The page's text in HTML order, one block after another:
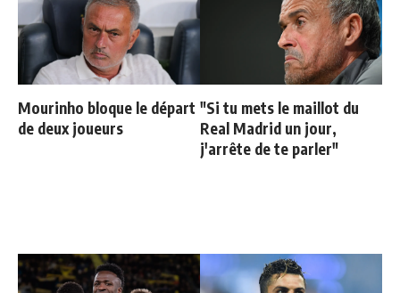
Mourinho bloque le départ
de deux joueurs
"Si tu mets le maillot du
Real Madrid un jour,
j'arrête de te parler"